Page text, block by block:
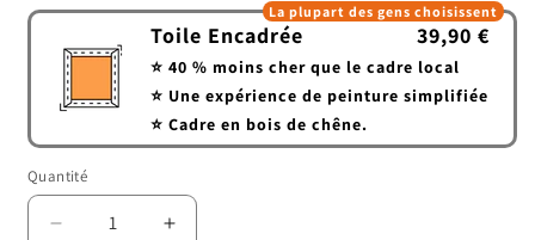
Toile Encadrée 39,90 €
⭐ 40 % moins cher que le cadre local
⭐ Une expérience de peinture simplifiée
⭐ Cadre en bois de chêne.
La plupart des gens choisissent
Quantité
Quantité
Réduire
Augmenter